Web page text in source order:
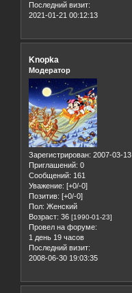
Последний визит:
2021-01-21 00:12:13
Knopka
Модератор
Зарегистрирован: 2007-03-13
Приглашений: 0
Сообщений: 161
Уважение: [+0/-0]
Позитив: [+0/-0]
Пол: Женский
Возраст: 36 [1990-01-23]
Провел на форуме:
1 день 19 часов
Последний визит:
2008-06-30 19:03:35